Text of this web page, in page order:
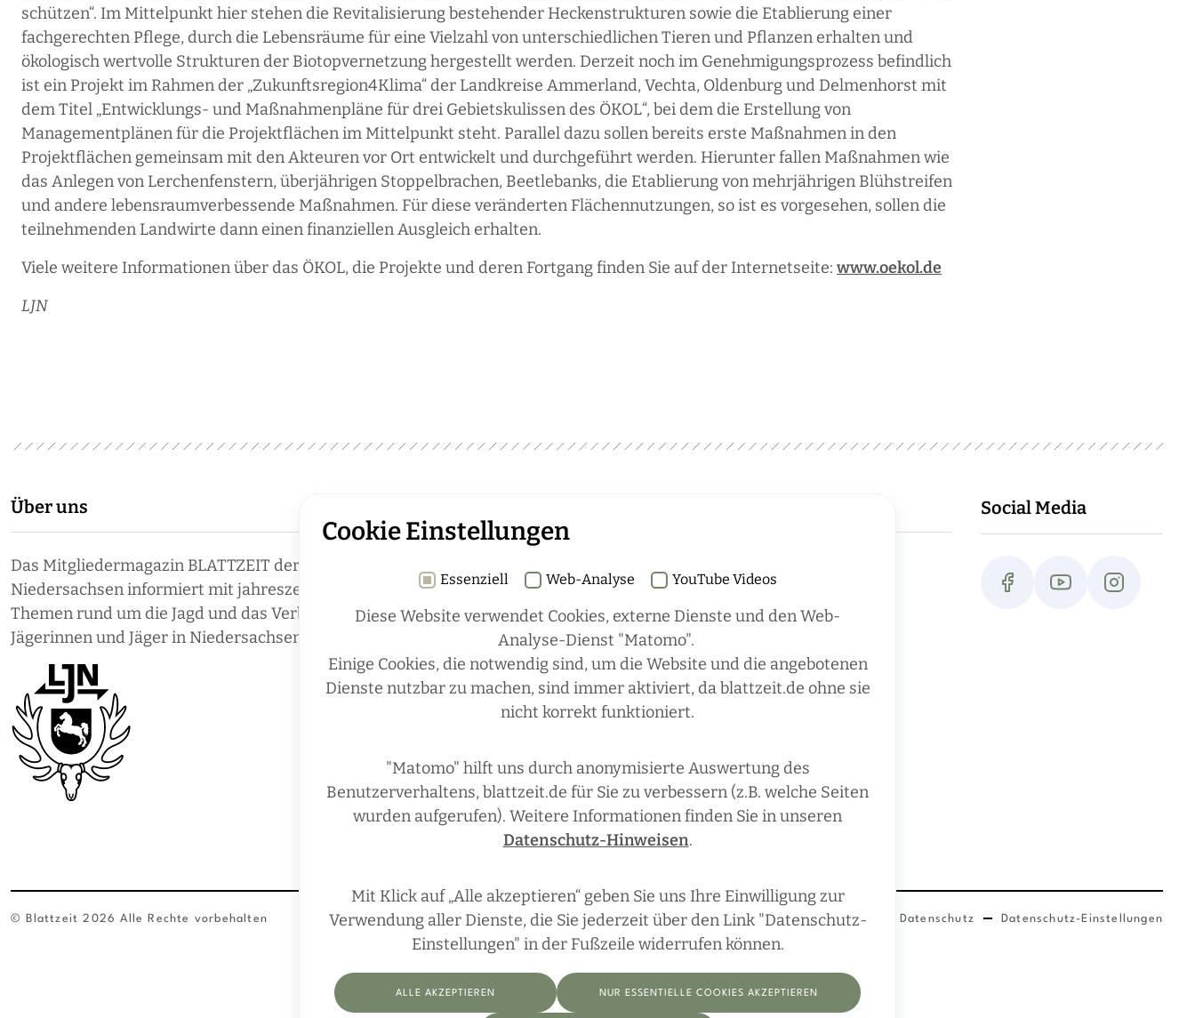
schützen“. Im Mittelpunkt hier stehen die Revitalisierung bestehender Heckenstrukturen sowie die Etablierung einer
fachgerechten Pflege, durch die Lebensräume für eine Vielzahl von unterschiedlichen Tieren und Pflanzen erhalten und
ökologisch wertvolle Strukturen der Biotopvernetzung hergestellt werden. Derzeit noch im Genehmigungsprozess befindlich
ist ein Projekt im Rahmen der „Zukunftsregion4Klima“ der Landkreise Ammerland, Vechta, Oldenburg und Delmenhorst mit
dem Titel „Entwicklungs- und Maßnahmenpläne für drei Gebietskulissen des ÖKOL“, bei dem die Erstellung von
Managementplänen für die Projektflächen im Mittelpunkt steht. Parallel dazu sollen bereits erste Maßnahmen in den
Projektflächen gemeinsam mit den Akteuren vor Ort entwickelt und durchgeführt werden. Hierunter fallen Maßnahmen wie
das Anlegen von Lerchenfenstern, überjährigen Stoppelbrachen, Beetlebanks, die Etablierung von mehrjährigen Blühstreifen
und andere lebensraumverbessende Maßnahmen. Für diese veränderten Flächennutzungen, so ist es vorgesehen, sollen die
teilnehmenden Landwirte dann einen finanziellen Ausgleich erhalten.
Viele weitere Informationen über das ÖKOL, die Projekte und deren Fortgang finden Sie auf der Internetseite: www.oekol.de
LJN
Über uns
Das Mitgliedermagazin BLATTZEIT der Landesjägerschaft
Niedersachsen informiert mit jahreszeitlich aktuellen
Themen rund um die Jagd und das Verbandsgeschehen die
Jägerinnen und Jäger in Niedersachsen.
JÄGERSCHAFTEN
WILD & JAGD
REPORTAGEN
WILDTIERE
ÜBRIGENS
Social Media
© Blattzeit 2026 Alle Rechte vorbehalten Impressum Datenschutz Datenschutz-Einstellungen
Cookie Einstellungen
Essenziell Web-Analyse YouTube Videos
Diese Website verwendet Cookies, externe Dienste und den Web-
Analyse-Dienst "Matomo".
Einige Cookies, die notwendig sind, um die Website und die angebotenen
Dienste nutzbar zu machen, sind immer aktiviert, da blattzeit.de ohne sie
nicht korrekt funktioniert.
"Matomo" hilft uns durch anonymisierte Auswertung des
Benutzerverhaltens, blattzeit.de für Sie zu verbessern (z.B. welche Seiten
wurden aufgerufen). Weitere Informationen finden Sie in unseren
Datenschutz-Hinweisen.
Mit Klick auf „Alle akzeptieren“ geben Sie uns Ihre Einwilligung zur
Verwendung aller Dienste, die Sie jederzeit über den Link "Datenschutz-
Einstellungen" in der Fußzeile widerrufen können.
ALLE AKZEPTIEREN NUR ESSENTIELLE COOKIES AKZEPTIEREN